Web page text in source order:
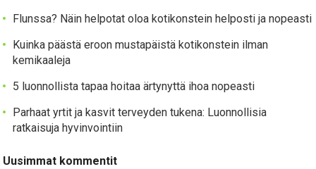
Flunssa? Näin helpotat oloa kotikonstein helposti ja nopeasti
Kuinka päästä eroon mustapäistä kotikonstein ilman
kemikaaleja
5 luonnollista tapaa hoitaa ärtynyttä ihoa nopeasti
Parhaat yrtit ja kasvit terveyden tukena: Luonnollisia
ratkaisuja hyvinvointiin
Uusimmat kommentit